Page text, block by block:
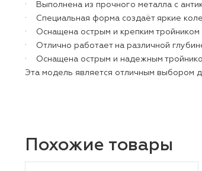
· Выполнена из прочного металла с
· Специальная форма создаёт яркие
· Оснащена острым и крепким тройником
· Отлично работает на различной
· Оснащена острым и надежным
Эта модель является отличным выбором
Похожие товары